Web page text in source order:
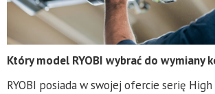
Który model RYOBI wybrać do wymiany
RYOBI posiada w swojej ofercie serię